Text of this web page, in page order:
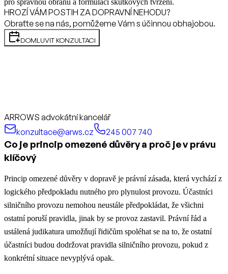
HROZÍ VÁM POSTIH ZA DOPRAVNÍ NEHODU?
Obraťte se na nás, pomůžeme Vám s účinnou obhajobou.
DOMLUVIT KONZULTACI
ARROWS advokátní kancelář
konzultace@arws.cz
245 007 740
Co je princip omezené důvěry a proč je v právu
klíčový
Princip omezené důvěry v dopravě je právní zásada, která vychází z
logického předpokladu nutného pro plynulost provozu. Účastníci
silničního provozu nemohou neustále předpokládat, že všichni
ostatní poruší pravidla, jinak by se provoz zastavil. Právní řád a
ustálená judikatura umožňují řidičům spoléhat se na to, že ostatní
účastníci budou dodržovat pravidla silničního provozu, pokud z
konkrétní situace nevyplývá opak.